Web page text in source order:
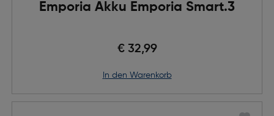
Emporia Akku Emporia Smart.3
€ 32,99
in den Warenkorb